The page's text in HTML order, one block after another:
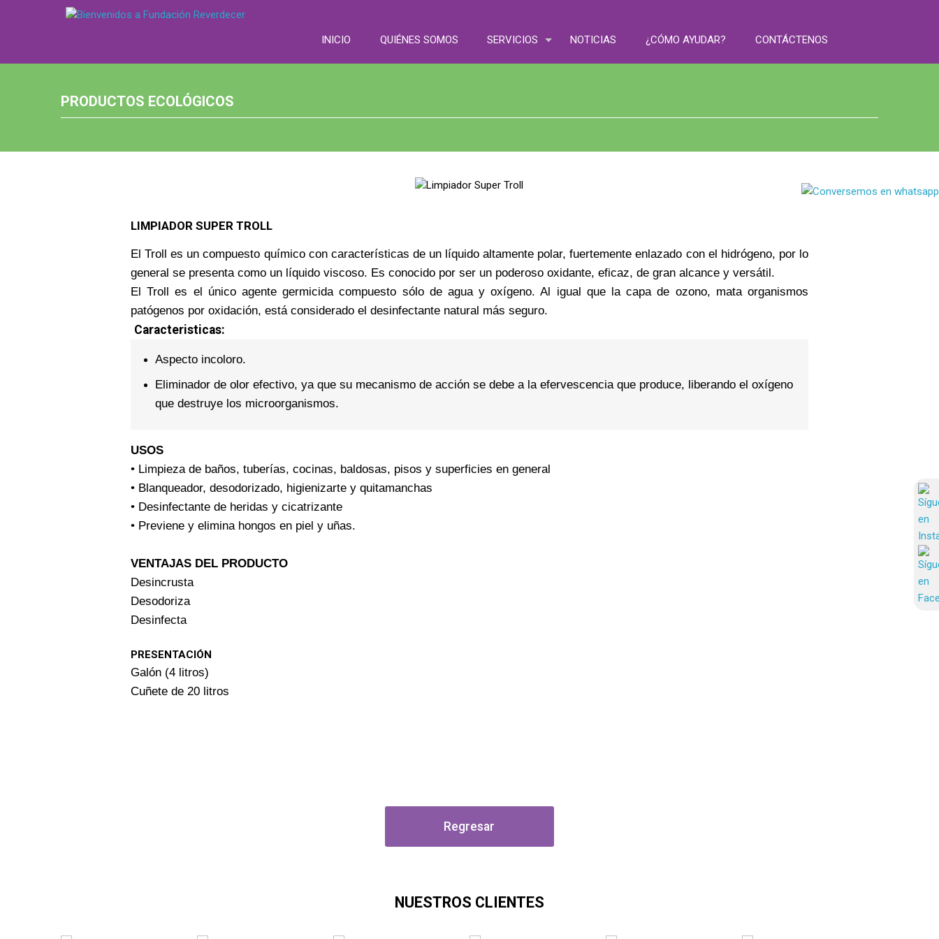
INICIO QUIÉNES SOMOS SERVICIOS NOTICIAS ¿CÓMO AYUDAR? CONTÁCTENOS
PRODUCTOS ECOLÓGICOS
LIMPIADOR SUPER TROLL
El Troll es un compuesto químico con características de un líquido altamente polar, fuertemente enlazado con el hidrógeno, por lo
general se presenta como un líquido viscoso. Es conocido por ser un poderoso oxidante, eficaz, de gran alcance y versátil.
El Troll es el único agente germicida compuesto sólo de agua y oxígeno. Al igual que la capa de ozono, mata organismos
patógenos por oxidación, está considerado el desinfectante natural más seguro.
Caracteristicas:
Aspecto incoloro.
Eliminador de olor efectivo, ya que su mecanismo de acción se debe a la efervescencia que produce, liberando el oxígeno
que destruye los microorganismos.
USOS
• Limpieza de baños, tuberías, cocinas, baldosas, pisos y superficies en general
• Blanqueador, desodorizado, higienizarte y quitamanchas
• Desinfectante de heridas y cicatrizante
• Previene y elimina hongos en piel y uñas.
VENTAJAS DEL PRODUCTO
Desincrusta
Desodoriza
Desinfecta
PRESENTACIÓN
Galón (4 litros)
Cuñete de 20 litros
Regresar
NUESTROS CLIENTES